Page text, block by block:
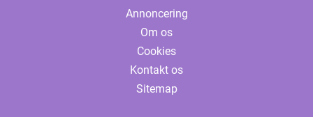
Annoncering
Om os
Cookies
Kontakt os
Sitemap